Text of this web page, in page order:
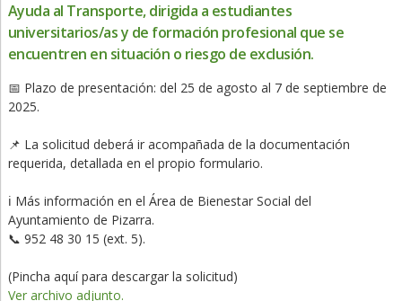
Ayuda al Transporte, dirigida a estudiantes
universitarios/as y de formación profesional que se
encuentren en situación o riesgo de exclusión.
📅 Plazo de presentación: del 25 de agosto al 7 de septiembre de
2025.
📌 La solicitud deberá ir acompañada de la documentación
requerida, detallada en el propio formulario.
ℹ️ Más información en el Área de Bienestar Social del
Ayuntamiento de Pizarra.
📞 952 48 30 15 (ext. 5).
(Pincha aquí para descargar la solicitud)
Ver archivo adjunto.